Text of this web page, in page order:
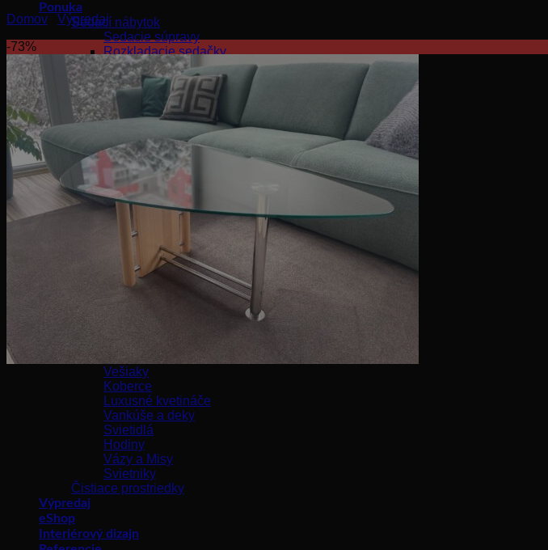
Ponuka
Sedací nábytok
Sedacie súpravy
Rozkladacie sedačky
Pohovky
Kreslá
Taburetky
Stoličky
Barové stoličky
Kancelárske stoličky
Stoly
Jedálenské stoly
Kancelárske stoly
Konferenčné stolíky
Kozmetické stolíky
Konzoly
Nočné stolíky
Príručné stolíky
Postele
Doplnky
Zrkadlá
Vešiaky
Koberce
Luxusné kvetináče
Vankúše a deky
Svietidlá
Hodiny
Vázy a Misy
Svietniky
Čistiace prostriedky
Výpredaj
eShop
Interiérový dizajn
Domov
Výpredaj
-73%